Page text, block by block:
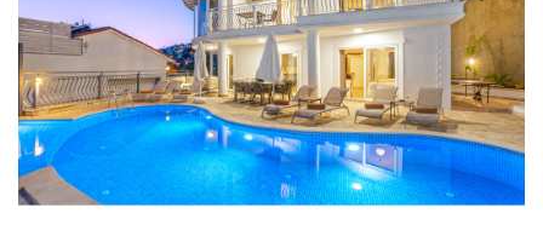
Rezervasyon